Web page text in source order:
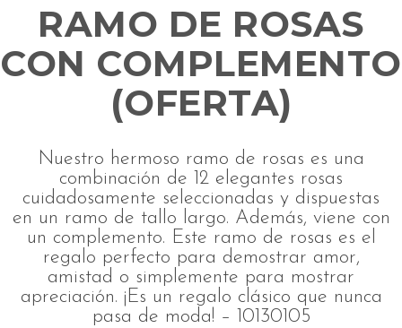
RAMO DE ROSAS
CON COMPLEMENTO
(OFERTA)
Nuestro hermoso ramo de rosas es una
combinación de 12 elegantes rosas
cuidadosamente seleccionadas y dispuestas
en un ramo de tallo largo. Además, viene con
un complemento. Este ramo de rosas es el
regalo perfecto para demostrar amor,
amistad o simplemente para mostrar
apreciación. ¡Es un regalo clásico que nunca
pasa de moda! – 10130105